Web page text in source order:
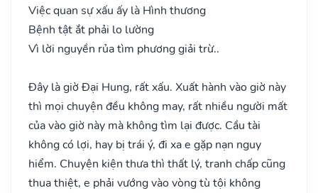
Việc quan sự xấu ấy là Hình thương
Bệnh tật ắt phải lo lường
Vì lời nguyền rủa tìm phương giải trừ..
Đây là giờ Đại Hung, rất xấu. Xuất hành vào giờ này
thì mọi chuyện đều không may, rất nhiều người mất
của vào giờ này mà không tìm lại được. Cầu tài
không có lợi, hay bị trái ý, đi xa e gặp nạn nguy
hiểm. Chuyện kiện thưa thì thất lý, tranh chấp cũng
thua thiệt, e phải vướng vào vòng tù tội không